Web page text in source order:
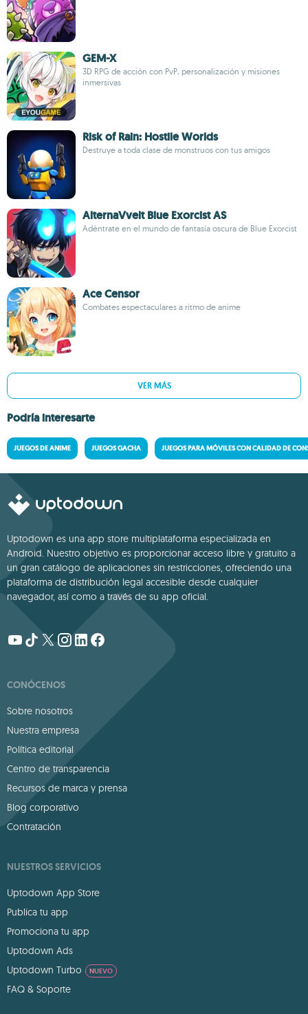
GEM-X
3D RPG de acción con PvP, personalización y misiones
inmersivas
Risk of Rain: Hostile Worlds
Destruye a toda clase de monstruos con tus amigos
AlternaVvelt Blue Exorcist AS
Adéntrate en el mundo de fantasía oscura de Blue Exorcist
Ace Censor
Combates espectaculares a ritmo de anime
VER MÁS
Podría interesarte
JUEGOS DE ANIME JUEGOS GACHA JUEGOS PARA MÓVILES CON CALIDAD DE
Uptodown es una app store multiplataforma especializada en
Android. Nuestro objetivo es proporcionar acceso libre y gratuito a
un gran catálogo de aplicaciones sin restricciones, ofreciendo una
plataforma de distribución legal accesible desde cualquier
navegador, así como a través de su app oficial.
CONÓCENOS
Sobre nosotros
Nuestra empresa
Política editorial
Centro de transparencia
Recursos de marca y prensa
Blog corporativo
Contratación
NUESTROS SERVICIOS
Uptodown App Store
Publica tu app
Promociona tu app
Uptodown Ads
Uptodown Turbo
NUEVO
FAQ & Soporte